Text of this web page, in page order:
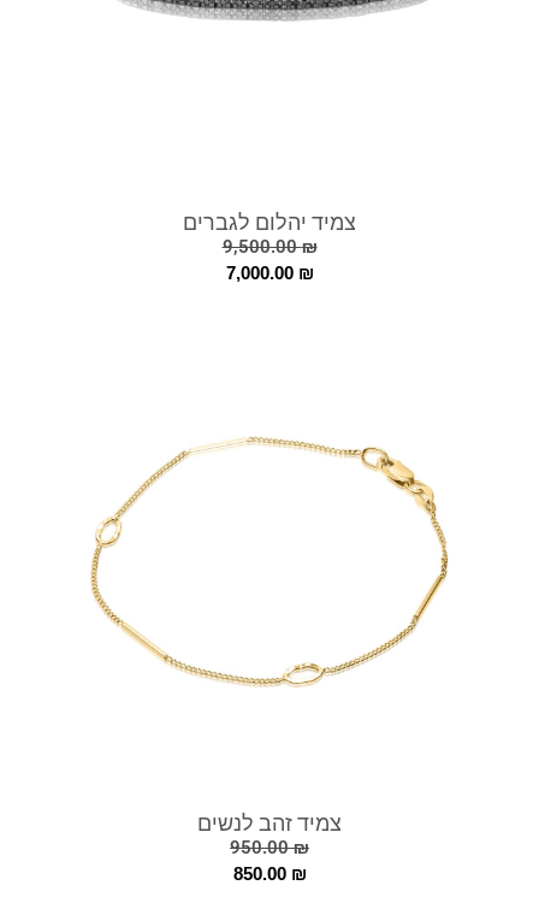
צמיד יהלום לגברים
9,500.00₪
7,000.00 ₪
צמיד זהב לנשים
950.00₪
850.00 ₪